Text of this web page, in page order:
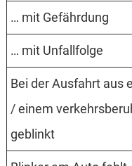
… mit Gefährdung
… mit Unfallfolge
Bei der Ausfahrt aus
/ einem
geblinkt